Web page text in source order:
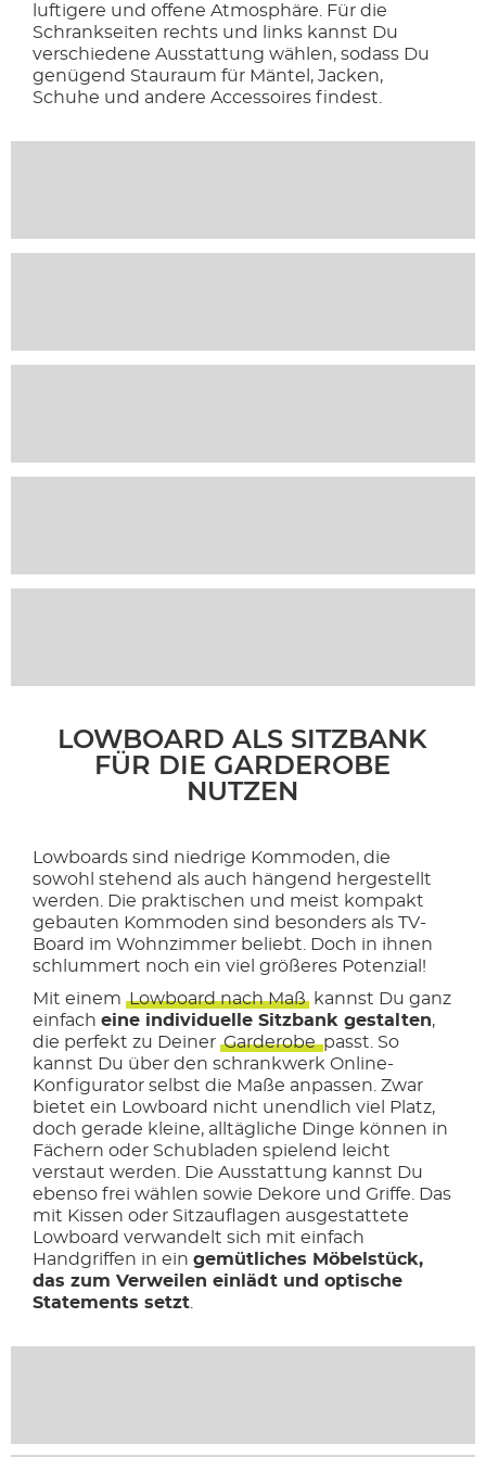
luftigere und offene Atmosphäre. Für die
Schrankseiten rechts und links kannst Du
verschiedene Ausstattung wählen, sodass Du
genügend Stauraum für Mäntel, Jacken,
Schuhe und andere Accessoires findest.
LOWBOARD ALS SITZBANK
FÜR DIE GARDEROBE
NUTZEN
Lowboards sind niedrige Kommoden, die
sowohl stehend als auch hängend hergestellt
werden. Die praktischen und meist kompakt
gebauten Kommoden sind besonders als TV-
Board im Wohnzimmer beliebt. Doch in ihnen
schlummert noch ein viel größeres Potenzial!
Mit einem Lowboard nach Maß kannst Du ganz
einfach eine individuelle Sitzbank gestalten,
die perfekt zu Deiner Garderobe passt. So
kannst Du über den schrankwerk Online-
Konfigurator selbst die Maße anpassen. Zwar
bietet ein Lowboard nicht unendlich viel Platz,
doch gerade kleine, alltägliche Dinge können in
Fächern oder Schubladen spielend leicht
verstaut werden. Die Ausstattung kannst Du
ebenso frei wählen sowie Dekore und Griffe. Das
mit Kissen oder Sitzauflagen ausgestattete
Lowboard verwandelt sich mit einfach
Handgriffen in ein gemütliches Möbelstück,
das zum Verweilen einlädt und optische
Statements setzt